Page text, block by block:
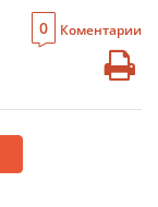
0 Коментарии